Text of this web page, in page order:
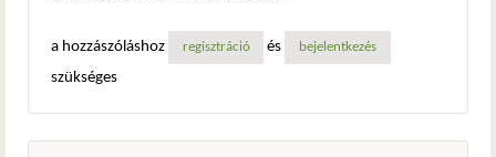
a hozzászóláshoz regisztráció és bejelentkezés
szükséges